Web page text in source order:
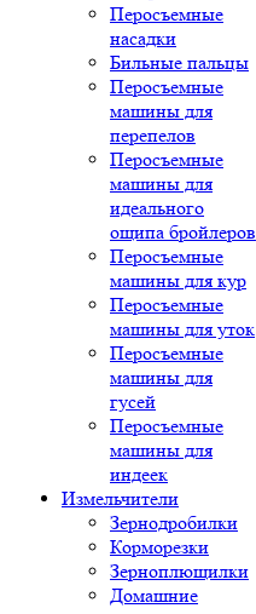
Перосъемные
насадки
Бильные пальцы
Перосъемные
машины для
перепелов
Перосъемные
машины для
идеального
ощипа бройлеров
Перосъемные
машины для кур
Перосъемные
машины для уток
Перосъемные
машины для
гусей
Перосъемные
машины для
индеек
Измельчители
Зернодробилки
Корморезки
Зерноплющилки
Домашние